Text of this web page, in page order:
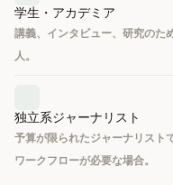
学生・アカデミア
講義、インタビュー、研究のた
人。
独立系ジャーナリスト
予算が限られたジャーナリス
ワークフローが必要な場合。